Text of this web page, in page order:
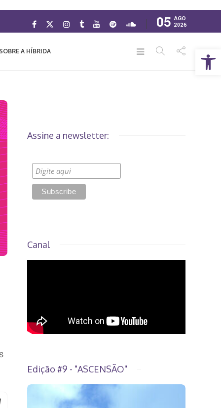
Abrir a barra de ferramentas
05 AGO
2026
A HÍBRIDA
Assine a newsletter:
Canal
Edição #9 - "ASCENSÃO"